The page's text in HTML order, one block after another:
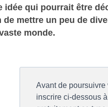
idée qui pourrait être
de mettre un peu de
monde.